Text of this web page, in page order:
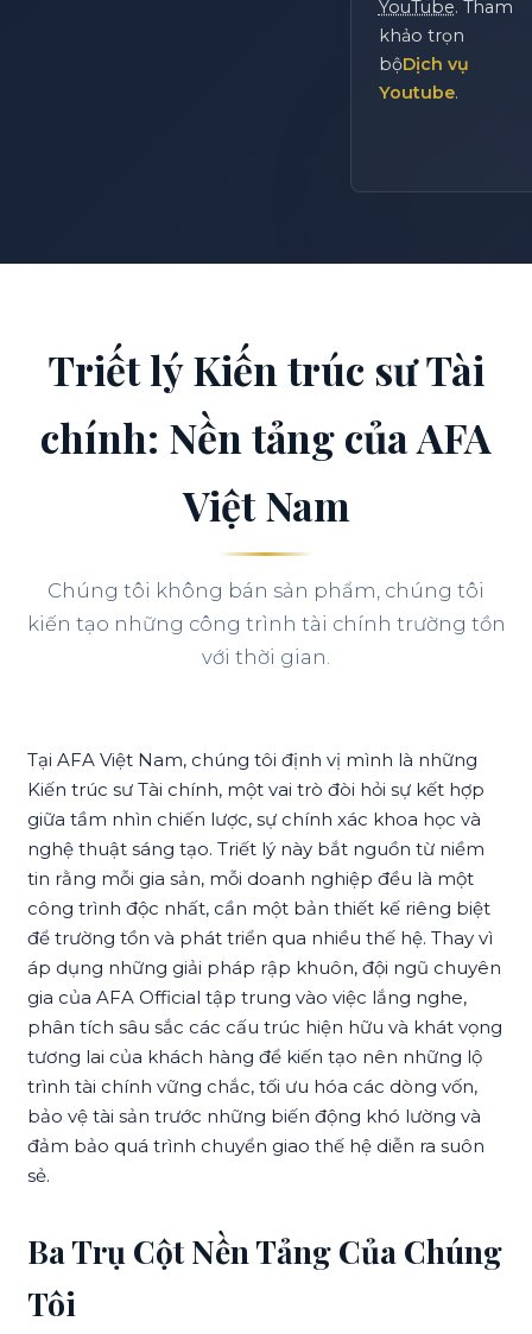
YouTube. Tham
khảo trọn
bộDịch vụ
Youtube.
Triết lý Kiến trúc sư Tài
chính: Nền tảng của AFA
Việt Nam
Chúng tôi không bán sản phẩm, chúng tôi
kiến tạo những công trình tài chính trường tồn
với thời gian.
Tại AFA Việt Nam, chúng tôi định vị mình là những
Kiến trúc sư Tài chính, một vai trò đòi hỏi sự kết hợp
giữa tầm nhìn chiến lược, sự chính xác khoa học và
nghệ thuật sáng tạo. Triết lý này bắt nguồn từ niềm
tin rằng mỗi gia sản, mỗi doanh nghiệp đều là một
công trình độc nhất, cần một bản thiết kế riêng biệt
để trường tồn và phát triển qua nhiều thế hệ. Thay vì
áp dụng những giải pháp rập khuôn, đội ngũ chuyên
gia của AFA Official tập trung vào việc lắng nghe,
phân tích sâu sắc các cấu trúc hiện hữu và khát vọng
tương lai của khách hàng để kiến tạo nên những lộ
trình tài chính vững chắc, tối ưu hóa các dòng vốn,
bảo vệ tài sản trước những biến động khó lường và
đảm bảo quá trình chuyển giao thế hệ diễn ra suôn
sẻ.
Ba Trụ Cột Nền Tảng Của Chúng
Tôi